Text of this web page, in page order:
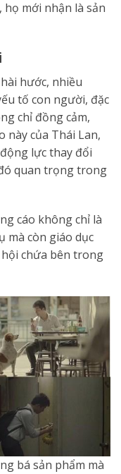
họ mới nhận là sản
hước, nhiều
tố con người, đặc
chỉ đồng cảm,
này của Thái Lan,
lực thay đổi
quan trọng trong
cáo không chỉ là
mà còn giáo dục
chứa bên trong
bá sản phẩm mà